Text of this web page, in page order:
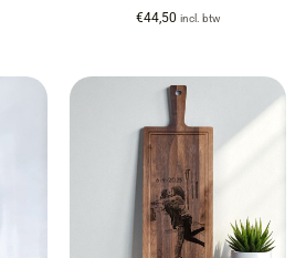
€44,50 incl. btw